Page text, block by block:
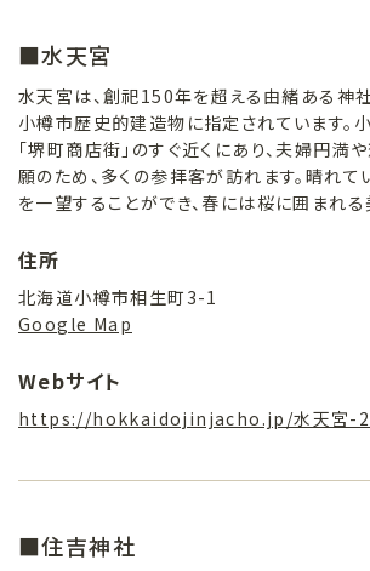
■水天宮
水天宮は、創祀150年を超える由緒ある神
小樽市歴史的建造物に指定されています。
「堺町商店街」のすぐ近くにあり、夫婦円満
願のため、多くの参拝客が訪れます。晴れ
を一望することができ、春には桜に囲まれる
住所
北海道小樽市相生町3-1
Google Map
Webサイト
https://hokkaidojinjacho.jp/水天宮-
■住吉神社